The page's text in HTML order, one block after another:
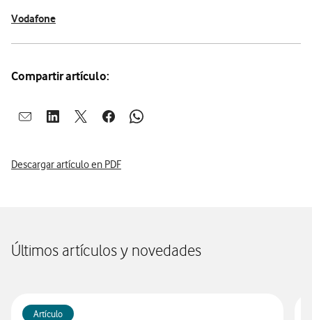
Vodafone
Compartir artículo:
Abrir ventana para compartir en mail
Abrir ventana para compartir en linkedin
Abrir ventana para compartir en twitter
Abrir ventana para compartir en facebook
Abrir ventana para compartir en
Descargar artículo en PDF
Últimos artículos y novedades
Artículo